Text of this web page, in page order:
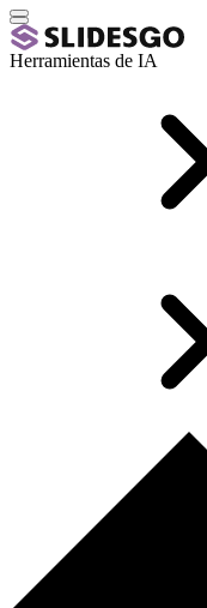
Herramientas de IA